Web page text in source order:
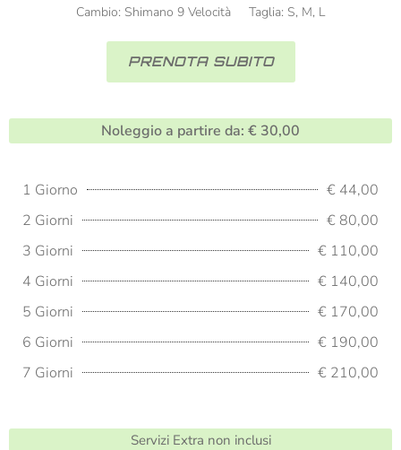
Cambio: Shimano 9 Velocità Taglia: S, M, L
PRENOTA SUBITO
Noleggio a partire da: € 30,00
1 Giorno
€ 44,00
2 Giorni
€ 80,00
3 Giorni
€ 110,00
4 Giorni
€ 140,00
5 Giorni
€ 170,00
6 Giorni
€ 190,00
7 Giorni
€ 210,00
Servizi Extra non inclusi